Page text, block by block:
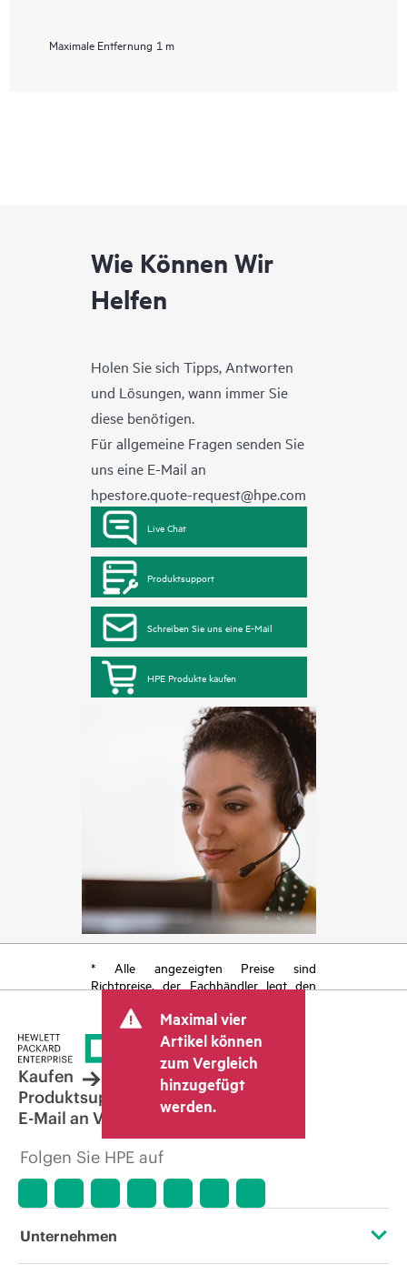
Maximale Entfernung 1 m
Wie Können Wir
Helfen
Holen Sie sich Tipps, Antworten
und Lösungen, wann immer Sie
diese benötigen.
Für allgemeine Fragen senden Sie
uns eine E-Mail an
hpestore.quote-request@hpe.com
Live Chat
Produktsupport
Schreiben Sie uns eine E-Mail
HPE Produkte kaufen
* Alle angezeigten Preise sind
Richtpreise, der Fachhändler legt den
kann weitere Gebühren wie
Mehrwertsteuer und Versandkosten
berücksichtigen. Der vom Fachhändler
festgelegte Transaktionspreis kann von
dem anderer Fachhändler und dem
angezeigten Richtpreis abweichen. Die
Richtpreise können zeitlich begrenzte
Sonderangebote enthalten. HPE behält
sich das Recht vor, jederzeit
Marktbedingungen, der Einstellung von
Produktverfügbarkeit, dem Ende der
Lebensdauer von Werbeaktionen und
Maximal vier
Artikel können
zum Vergleich
hinzugefügt
werden.
Kaufen
Produktsupport
E-Mail an Vertrieb
Folgen Sie HPE auf
Unternehmen